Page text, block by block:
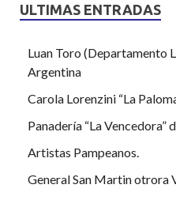
ULTIMAS ENTRADAS
Luan Toro (Departamento
Argentina
Carola Lorenzini “La
Panadería “La Vencedora”
Artistas Pampeanos.
General San Martin otrora